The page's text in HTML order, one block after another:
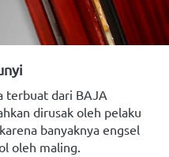
terbuat dari BAJA
dirusak oleh pelaku
banyaknya engsel
oleh maling.